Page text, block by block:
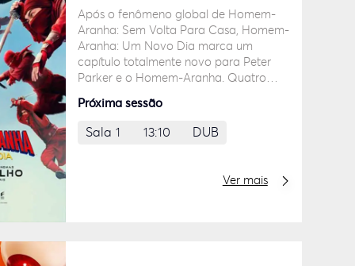
Após o fenômeno global de Homem-
Aranha: Sem Volta Para Casa, Homem-
Aranha: Um Novo Dia marca um
capítulo totalmente novo para Peter
Parker e o Homem-Aranha. Quatro
Sem Volta Para Casa, e Peter agora é
um adulto vivendo completamente
sozinho, tendo se apagado
memórias de quem ama. Combatendo
o crime em uma Nova York que já não
Próxima sessão
Sala 1
13:10 DUB
Ver mais